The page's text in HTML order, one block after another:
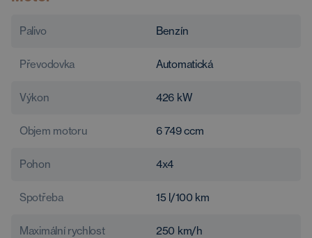
Palivo Benzín
Převodovka Automatická
Výkon 426 kW
Objem motoru 6 749ccm
Pohon 4x4
Spotřeba 15 l/100 km
Maximální rychlost 250 km/h